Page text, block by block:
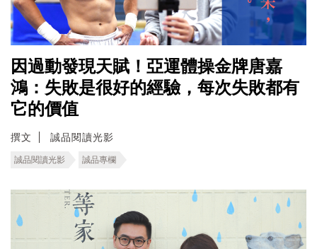
因過動發現天賦！亞運體操金牌唐嘉
鴻：失敗是很好的經驗，每次失敗都有
它的價值
撰文 誠品閱讀光影
誠品閱讀光影 誠品專欄